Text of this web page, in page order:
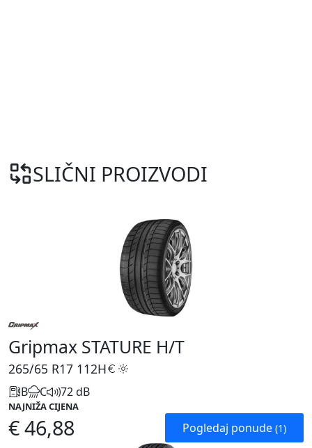
SLIČNI PROIZVODI
Gripmax STATURE H/T
265/65 R17 112H
B C 72 dB
NAJNIŽA CIJENA
€ 46,88 Pogledaj ponude (1)